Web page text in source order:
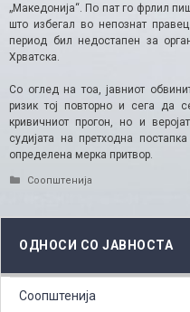
„Македонија“. По пат го фрлил
што избегал во непознат
период бил недостапен за
Хрватска.
Со оглед на тоа, јавниот
ризик тој повторно и сега да
кривичниот прогон, но и
судијата на претходна
определена мерка притвор.
Categories
Соопштенија
ОДНОСИ СО ЈАВНОСТА
Соопштенија